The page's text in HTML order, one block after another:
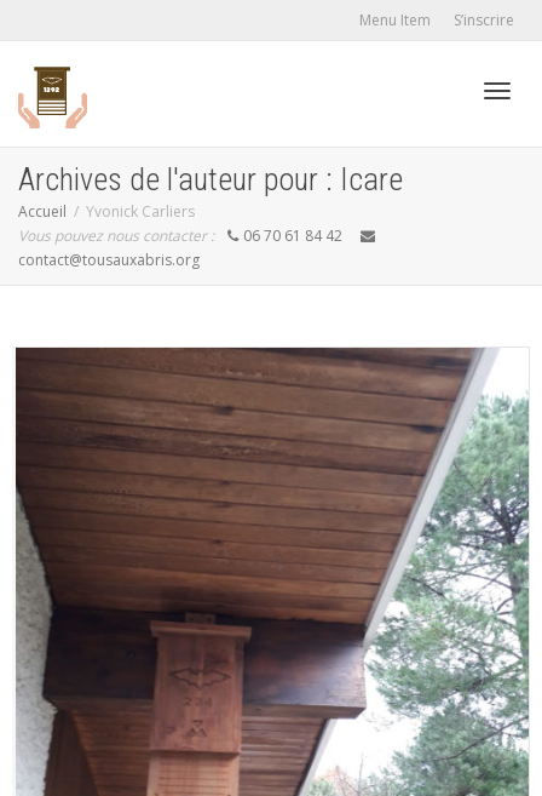
Menu Item S’inscrire
Archives de l'auteur pour : Icare
Accueil
Yvonick Carliers
Vous pouvez nous contacter :
06 70 61 84 42
contact@tousauxabris.org